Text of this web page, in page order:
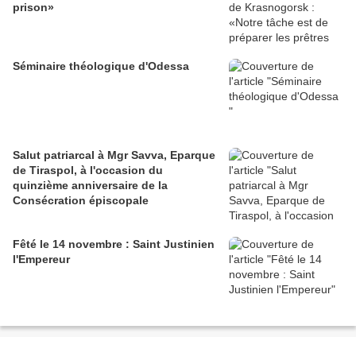
prison»
Séminaire théologique d'Odessa
Salut patriarcal à Mgr Savva, Eparque
de Tiraspol, à l'occasion du
quinzième anniversaire de la
Consécration épiscopale
Fêté le 14 novembre : Saint Justinien
l'Empereur